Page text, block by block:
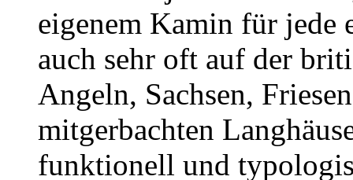
eigenem Kamin für jede
auch sehr oft auf der
Angeln, Sachsen,
mitgerbachten
funktionell und